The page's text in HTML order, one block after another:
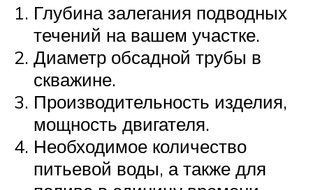
Глубина залегания подводных
течений на вашем участке.
Диаметр обсадной трубы в
скважине.
Производительность изделия,
мощность двигателя.
Необходимое количество
питьевой воды, а также для